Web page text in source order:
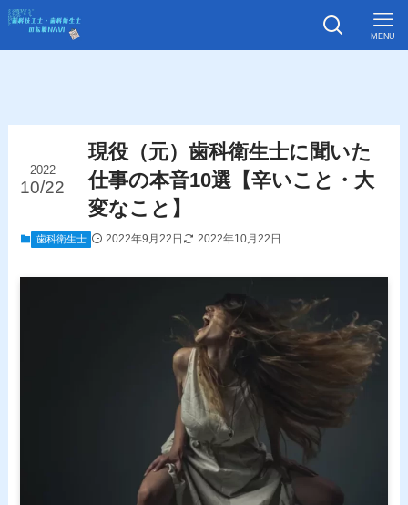
MENU
現役（元）歯科衛生士に聞いた
仕事の本音10選【辛いこと・大
変なこと】
2022
10/22
歯科衛生士 2022年9月22日 2022年10月22日